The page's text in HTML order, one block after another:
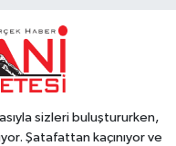
sizleri buluştururken,
Şatafattan kaçınıyor ve